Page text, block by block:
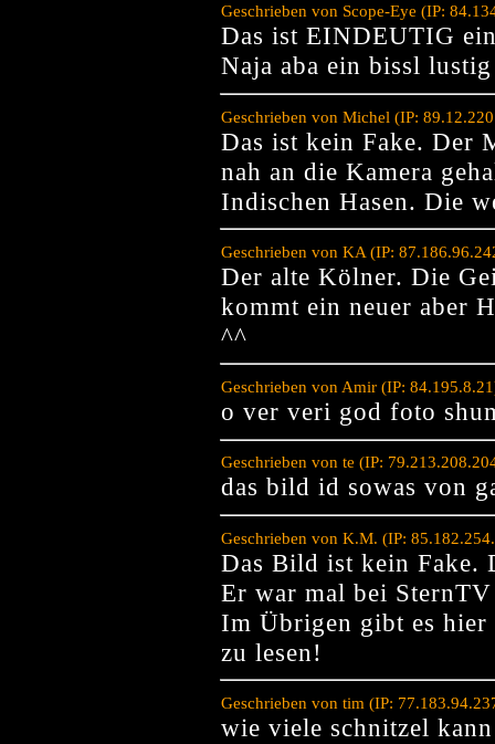
Geschrieben von Scope-Eye (IP:
Das ist EINDEUTIG
Naja aba ein bissl
Geschrieben von Michel (IP:
Das ist kein Fake. Der
nah an die Kamera
Indischen Hasen. Die
Geschrieben von KA (IP:
Der alte Kölner. Die
kommt ein neuer aber
^^
Geschrieben von Amir (IP:
o ver veri god foto
Geschrieben von te (IP:
das bild id sowas von
Geschrieben von K.M. (IP:
Das Bild ist kein Fake.
Er war mal bei SternTV
Im Übrigen gibt es hier
zu lesen!
Geschrieben von tim (IP:
wie viele schnitzel